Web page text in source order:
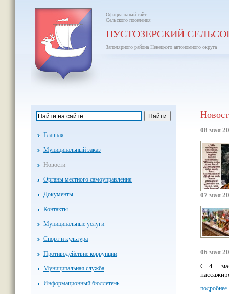
Официальный сайт
Сельского поселения
ПУСТОЗЕРСКИЙ
Заполярного района Ненецкого автономного округа
Главная
Муниципальный заказ
Новости
Органы местного самоуправления
Документы
Контакты
Муниципальные услуги
Спорт и культура
Противодействие коррупции
Муниципальная служба
Информационный бюллетень
08 мая
07 мая
06 мая
С 4
подробнее